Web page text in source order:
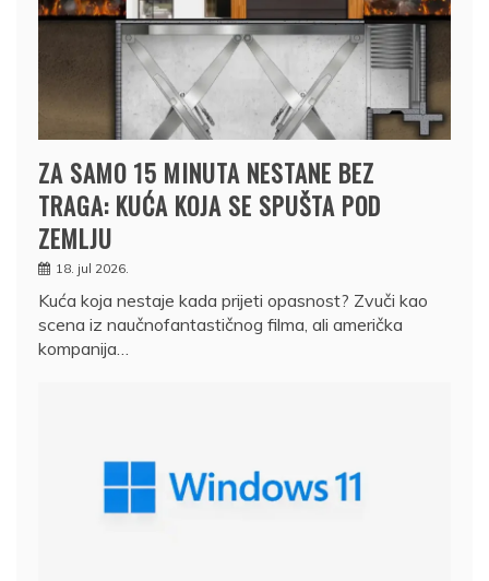
ZA SAMO 15 MINUTA NESTANE BEZ
TRAGA: KUĆA KOJA SE SPUŠTA POD
ZEMLJU
18. jul 2026.
Kuća koja nestaje kada prijeti opasnost? Zvuči kao
scena iz naučnofantastičnog filma, ali američka
kompanija…